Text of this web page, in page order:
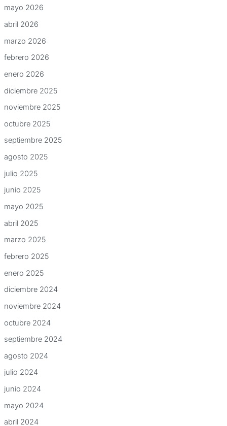
mayo 2026
abril 2026
marzo 2026
febrero 2026
enero 2026
diciembre 2025
noviembre 2025
octubre 2025
septiembre 2025
agosto 2025
julio 2025
junio 2025
mayo 2025
abril 2025
marzo 2025
febrero 2025
enero 2025
diciembre 2024
noviembre 2024
octubre 2024
septiembre 2024
agosto 2024
julio 2024
junio 2024
mayo 2024
abril 2024